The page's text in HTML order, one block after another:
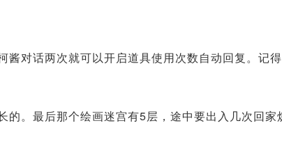
酱对话两次就可以开启道具使用次数自动回复。记
的。最后那个绘画迷宫有5层，途中要出入几次回